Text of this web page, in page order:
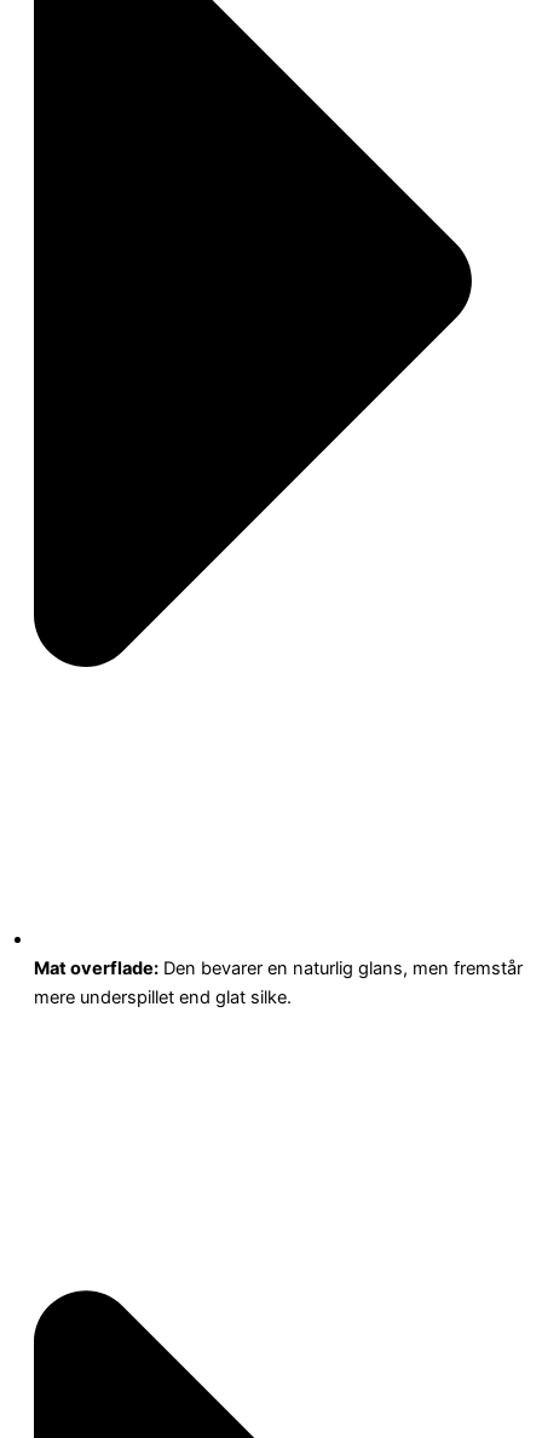
Mat overflade: Den bevarer en naturlig glans, men fremstår
mere underspillet end glat silke.